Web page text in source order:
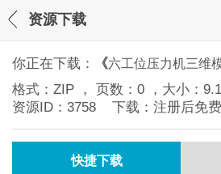
资源下载
你正在下载： 《六工位压力机三维
格式： ZIP ， 页数： 0 ，大小：
资源ID： 3758 下载：注册后免
快捷下载